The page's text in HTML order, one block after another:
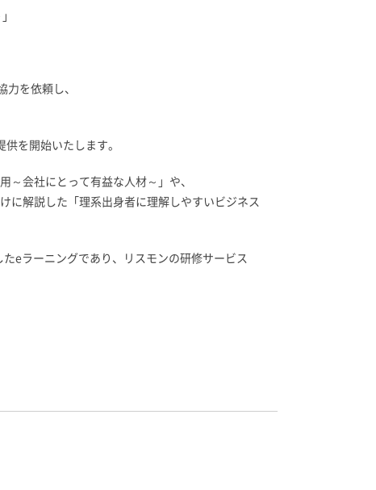
力を依頼し、
を開始いたします。
～会社にとって有益な人材～」や、
に解説した「理系出身者に理解しやすいビジネス
eラーニングであり、リスモンの研修サービス